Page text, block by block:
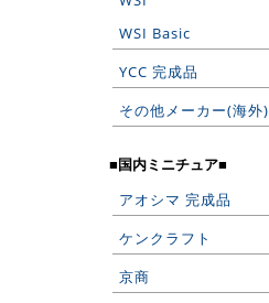
WSI Basic
YCC 完成品
その他メーカー(海外)
■国内ミニチュア■
アオシマ 完成品
ケンクラフト
京商